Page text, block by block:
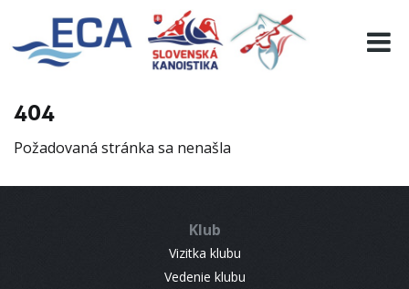
404
Požadovaná stránka sa nenašla
Klub
Vizitka klubu
Vedenie klubu
EURO 19
INFO
RESULTS
CONTACT